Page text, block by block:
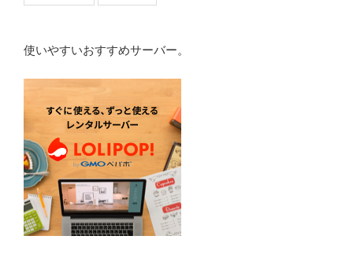
使いやすいおすすめサーバー。